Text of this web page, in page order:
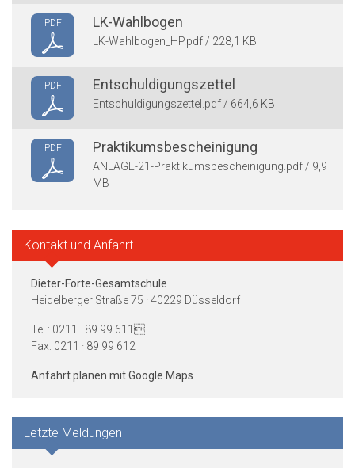
PDF LK-Wahlbogen
LK-Wahlbogen_HP.pdf / 228,1 KB
PDF Entschuldigungszettel
Entschuldigungszettel.pdf / 664,6 KB
PDF Praktikumsbescheinigung
ANLAGE-21-Praktikumsbescheinigung.pdf / 9,9
MB
Kontakt und Anfahrt
Dieter-Forte-Gesamtschule
Heidelberger Straße 75 · 40229 Düsseldorf
Tel.: 0211 · 89 99 611
Fax: 0211 · 89 99 612
Anfahrt planen mit Google Maps
Letzte Meldungen